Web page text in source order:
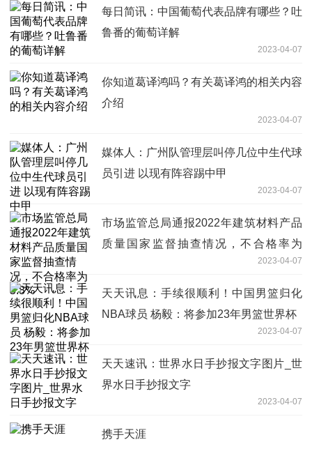
每日简讯：中国葡萄代表品牌有哪些？吐
鲁番的葡萄详解
2023-04-07
你知道葛译鸿吗？有关葛译鸿的相关内容
介绍
2023-04-07
媒体人：广州队管理层叫停几位中生代球
员引进 以现有阵容踢中甲
2023-04-07
市场监管总局通报2022年建筑材料产品
质量国家监督抽查情况，不合格率为
2023-04-07
天天讯息：手续很顺利！中国男篮归化
NBA球员 杨毅：将参加23年男篮世界杯
2023-04-07
天天速讯：世界水日手抄报文字图片_世
界水日手抄报文字
2023-04-07
携手天涯